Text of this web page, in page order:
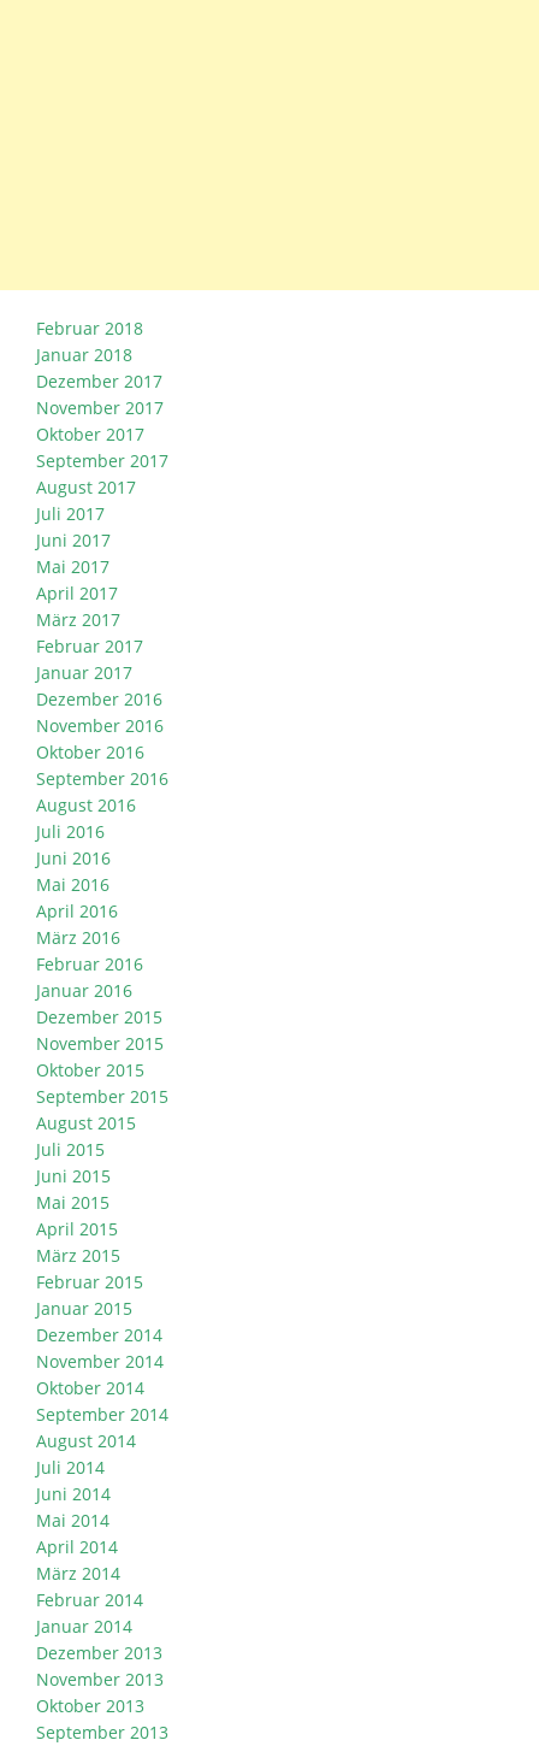
Februar 2018
Januar 2018
Dezember 2017
November 2017
Oktober 2017
September 2017
August 2017
Juli 2017
Juni 2017
Mai 2017
April 2017
März 2017
Februar 2017
Januar 2017
Dezember 2016
November 2016
Oktober 2016
September 2016
August 2016
Juli 2016
Juni 2016
Mai 2016
April 2016
März 2016
Februar 2016
Januar 2016
Dezember 2015
November 2015
Oktober 2015
September 2015
August 2015
Juli 2015
Juni 2015
Mai 2015
April 2015
März 2015
Februar 2015
Januar 2015
Dezember 2014
November 2014
Oktober 2014
September 2014
August 2014
Juli 2014
Juni 2014
Mai 2014
April 2014
März 2014
Februar 2014
Januar 2014
Dezember 2013
November 2013
Oktober 2013
September 2013